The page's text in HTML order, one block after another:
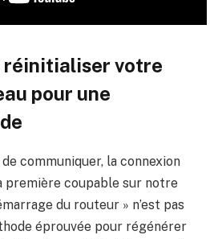
réinitialiser votre
pour une
communiquer, la connexion
coupable sur notre
du routeur » n’est pas
éprouvée pour régénérer